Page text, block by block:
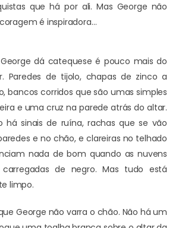
que há por ali. Mas George não
é inspiradora…
dá catequese é pouco mais do
Paredes de tijolo, chapas de zinco a
bancos corridos que são umas simples
e uma cruz na parede atrás do altar.
há sinais de ruína, rachas que se vão
e no chão, e clareiras no telhado
nada de bom quando as nuvens
de negro. Mas tudo está
limpo.
George não varra o chão. Não há um